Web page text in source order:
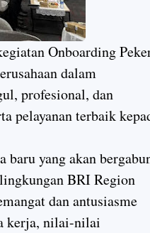
Onboarding
dalam
profesional, dan
pelayanan terbaik
yang akan
BRI Region
dan antusiasme
kerja, nilai-nilai